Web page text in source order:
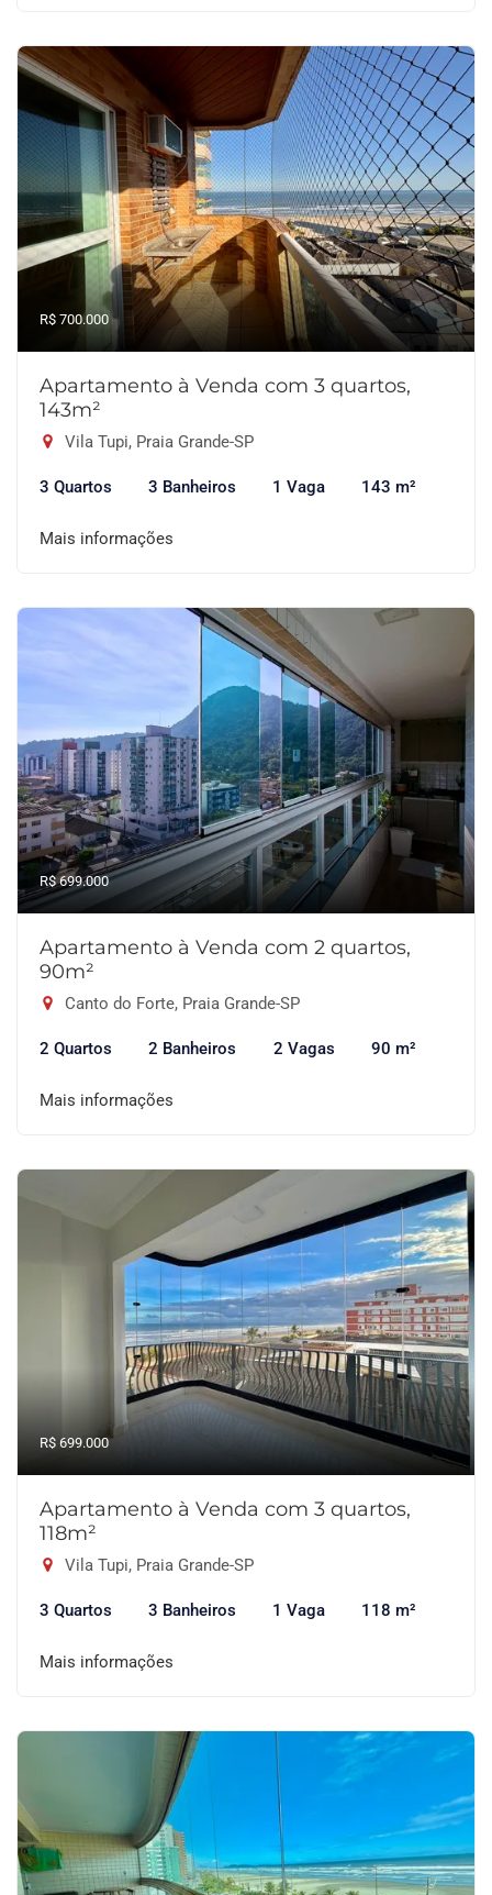
R$ 700.000
Apartamento à Venda com 3 quartos,
143m²
Vila Tupi, Praia Grande-SP
3 Quartos 3 Banheiros 1 Vaga 143 m²
Mais informações
R$ 699.000
Apartamento à Venda com 2 quartos,
90m²
Canto do Forte, Praia Grande-SP
2 Quartos 2 Banheiros 2 Vagas 90 m²
Mais informações
R$ 699.000
Apartamento à Venda com 3 quartos,
118m²
Vila Tupi, Praia Grande-SP
3 Quartos 3 Banheiros 1 Vaga 118 m²
Mais informações